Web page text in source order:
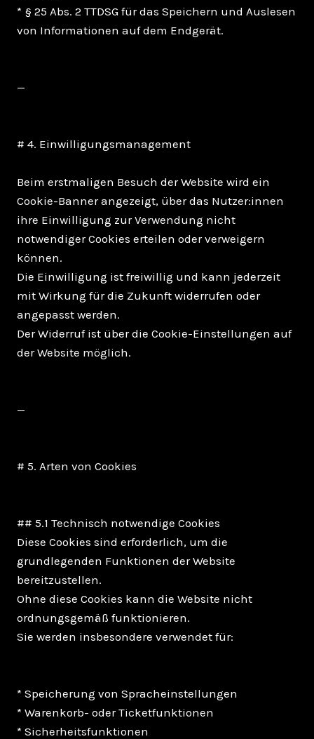
* § 25 Abs. 2 TTDSG für das Speichern und Auslesen
von Informationen auf dem Endgerät.
—
# 4. Einwilligungsmanagement
Beim erstmaligen Besuch der Website wird ein
Cookie-Banner angezeigt, über das Nutzer:innen
ihre Einwilligung zur Verwendung nicht
notwendiger Cookies erteilen oder verweigern
können.
Die Einwilligung ist freiwillig und kann jederzeit
mit Wirkung für die Zukunft widerrufen oder
angepasst werden.
Der Widerruf ist über die Cookie-Einstellungen auf
der Website möglich.
—
# 5. Arten von Cookies
## 5.1 Technisch notwendige Cookies
Diese Cookies sind erforderlich, um die
grundlegenden Funktionen der Website
bereitzustellen.
Ohne diese Cookies kann die Website nicht
ordnungsgemäß funktionieren.
Sie werden insbesondere verwendet für:
* Speicherung von Spracheinstellungen
* Warenkorb- oder Ticketfunktionen
* Sicherheitsfunktionen